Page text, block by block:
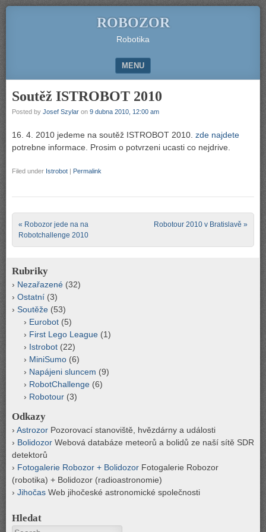
ROBOZOR
Robotika
MENU
Soutěž ISTROBOT 2010
Posted by Josef Szylar on 9 dubna 2010, 12:00 am
16. 4. 2010 jedeme na soutěž ISTROBOT 2010. zde najdete
potrebne informace. Prosim o potvrzeni ucasti co nejdrive.
Filed under Istrobot | Permalink
Post navigation
« Robozor jede na na
Robotchallenge 2010
Robotour 2010 v Bratislavě »
Rubriky
Nezařazené (32)
Ostatní (3)
Soutěže (53)
Eurobot (5)
First Lego League (1)
Istrobot (22)
MiniSumo (6)
Napájeni sluncem (9)
RobotChallenge (6)
Robotour (3)
Odkazy
Astrozor Pozorovací stanoviště, hvězdárny a události
Bolidozor Webová databáze meteorů a bolidů ze naší sítě SDR
detektorů
Fotogalerie Robozor + Bolidozor Fotogalerie Robozor
(robotika) + Bolidozor (radioastronomie)
Jihočas Web jihočeské astronomické společnosti
Hledat